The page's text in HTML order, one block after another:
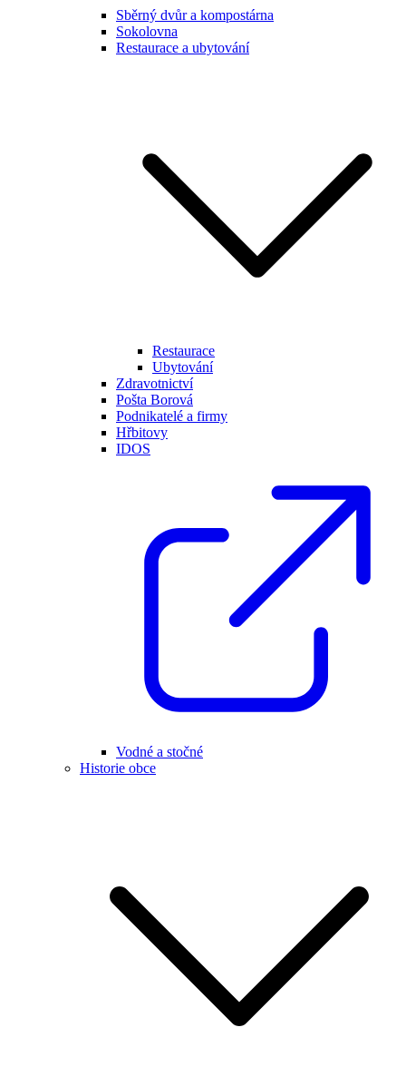
Sběrný dvůr a kompostárna
Sokolovna
Restaurace a ubytování
Restaurace
Ubytování
Zdravotnictví
Pošta Borová
Podnikatelé a firmy
Hřbitovy
IDOS
Vodné a stočné
Historie obce